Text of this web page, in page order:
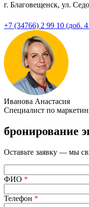
г. Благовещенск, ул.
+7 (34766) 2 99 10 (доб.
Иванова Анастасия
Специалист по
бронирование
Оставьте заявку — мы
ФИО *
Телефон *